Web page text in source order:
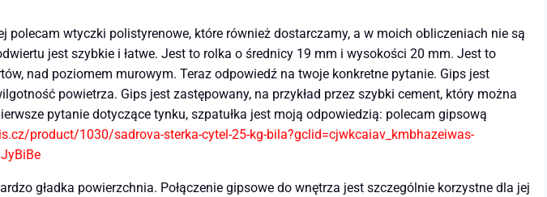
wtyczki polistyrenowe, które również dostarczamy, a w moich obliczeniach nie są
jest szybkie i łatwe. Jest to rolka o średnicy 19 mm i wysokości 20 mm. Jest to
nad poziomem murowym. Teraz odpowiedź na twoje konkretne pytanie. Gips jest
powietrza. Gips jest zastępowany, na przykład przez szybki cement, który można
pytanie dotyczące tynku, szpatułka jest moją odpowiedzią: polecam gipsową
product/1030/sadrova-sterka-cytel-25-kg-bila?gclid=cjwkcaiav_kmbhazeiwas-
gładka powierzchnia. Połączenie gipsowe do wnętrza jest szczególnie korzystne dla jej